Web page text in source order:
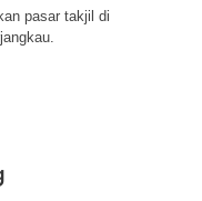
pasar takjil di